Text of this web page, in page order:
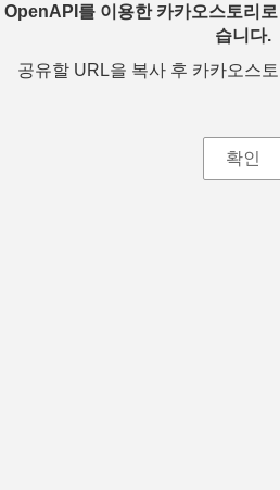
OpenAPI를 이용한 카카오스토리
습니다.
공유할 URL을 복사 후 카카오스
확인